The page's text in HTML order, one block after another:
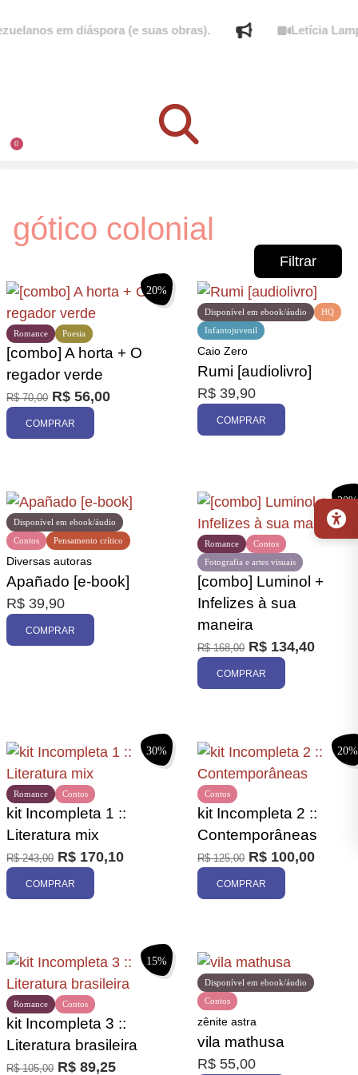
em diáspora (e suas obras). Letícia
0
gótico colonial
Filtrar
Promoção
20%
Poesia
Romance
[combo] A horta + O
regador verde
R$70,00 R$ 56,00
COMPRAR
Disponível em ebook/áudio
HQ
Infantojuvenil
Caio Zero
Rumi [audiolivro]
R$ 39,90
COMPRAR
Contos
Disponível em ebook/áudio
Pensamento crítico
Diversas autoras
Apañado [e-book]
R$ 39,90
COMPRAR
20%
Contos
Fotografia e artes visuais
Romance
[combo] Luminol +
Infelizes à sua
maneira
R$168,00 R$ 134,40
COMPRAR
30%
Contos
Romance
kit Incompleta 1 ::
Literatura mix
R$243,00 R$ 170,10
COMPRAR
20%
Contos
kit Incompleta 2 ::
Contemporâneas
R$125,00 R$ 100,00
COMPRAR
15%
Contos
Romance
kit Incompleta 3 ::
Literatura brasileira
R$105,00 R$ 89,25
Contos
Disponível em ebook/áudio
zênite astra
vila mathusa
R$ 55,00